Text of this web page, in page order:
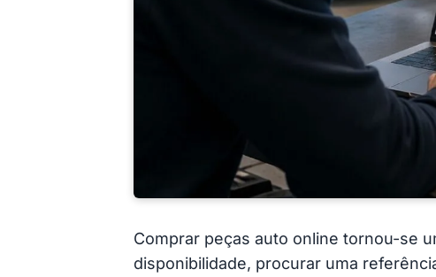
Comprar peças auto online tornou-se
disponibilidade, procurar uma